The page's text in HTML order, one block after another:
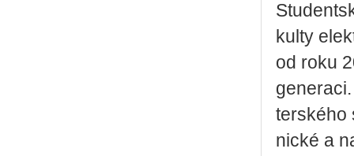
kul­ty
od roku
ter­ské­ho
nic­ké a